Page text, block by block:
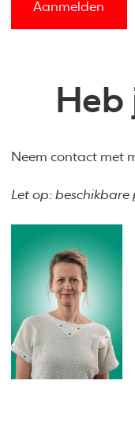
Aanmelden
Heb
Neem contact met
Let op: beschikbare